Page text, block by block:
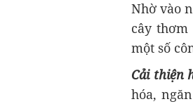
Nhờ vào
cây
một số
Cải thiện
hóa,